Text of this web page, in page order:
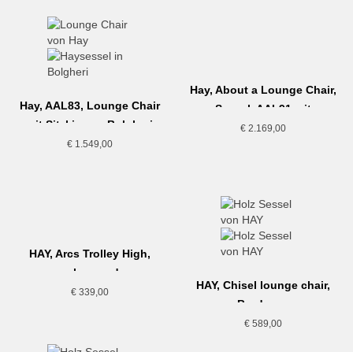
Hay, AAL83, Lounge Chair
mit Sitzkissen, Bolgheri
€1.549,00
Hay, About a Lounge Chair,
Sessel, AAL91 mit
Sitzkissen
€ 2.169,00
HAY, Arcs Trolley High,
auburn red
€339,00
HAY, Chisel lounge chair,
Bordeaux
€ 589,00